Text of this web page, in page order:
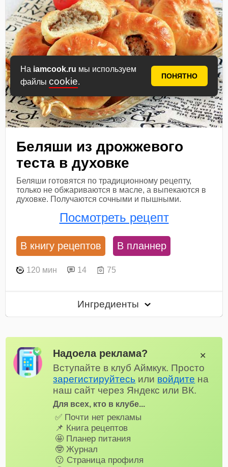
На iamcook.ru мы используем
файлы cookie.
ПОНЯТНО
Беляши из дрожжевого
теста в духовке
Беляши готовятся по традиционному рецепту,
только не обжариваются в масле, а выпекаются в
духовке. Получаются сочными и пышными.
Посмотреть рецепт
В книгу рецептов В планнер
120 мин 14 75
Ингредиенты
Надоела реклама?
Вступайте в клуб Аймкук. Просто
зарегистируйтесь или войдите на
наш сайт через Яндекс или ВК.
Для всех, кто в клубе...
✅ Почти нет рекламы
📌 Книга рецептов
🤩 Планер питания
🤓 Журнал
😗 Страница профиля
✕